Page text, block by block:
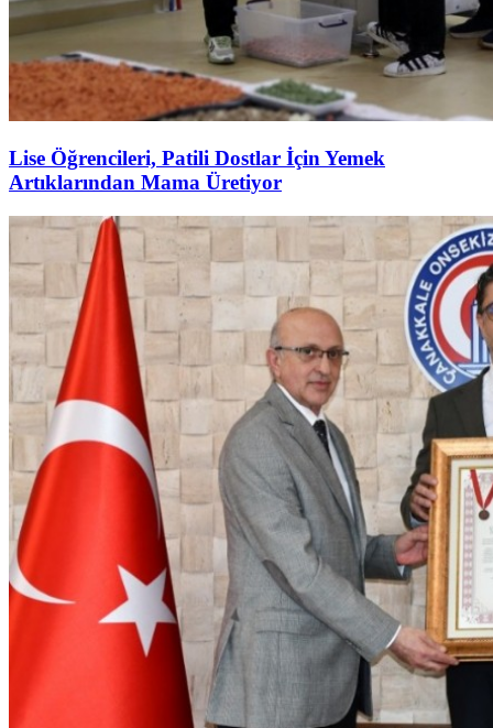
Lise Öğrencileri, Patili Dostlar İçin Yemek
Artıklarından Mama Üretiyor